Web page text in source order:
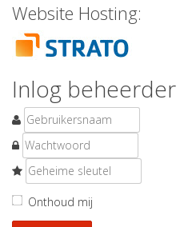
Website Hosting:
Inlog beheerder
Onthoud mij